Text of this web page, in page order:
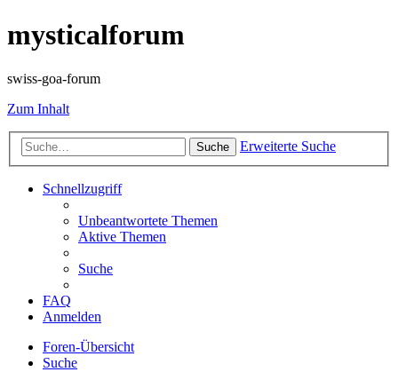
mysticalforum
swiss-goa-forum
Zum Inhalt
Suche Erweiterte Suche
Schnellzugriff
Unbeantwortete Themen
Aktive Themen
Suche
FAQ
Anmelden
Foren-Übersicht
Suche